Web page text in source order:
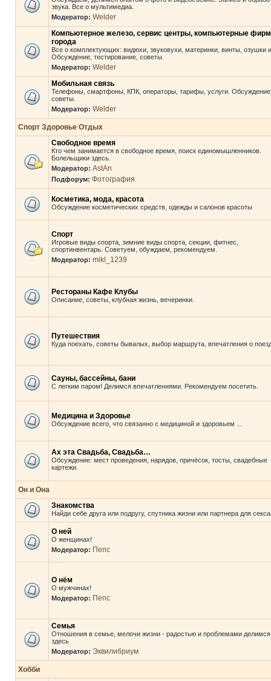
звука. Все о мультимедиа.
Модератор: Welder
Компьютерное железо, сервис центры, компьютерные
города
Все о комплектующих: видюхи, звуковухи, материнки, винты, озушки
Обсуждение, тестирование, советы.
Модератор: Welder
Мобильная связь
Телефоны, смартфоны, КПК, операторы, тарифы, услуги.
советы.
Модератор: Welder
Спорт Здоровье Отдых
Свободное время
Кто чем занимается в свободное время, поиск единомышленников.
Болельщики здесь.
Модератор: AstAn
Подфорум: Фотография
Косметика, мода, красота
Обсуждение косметических средств, одежды и салонов красоты
Спорт
Игровые виды спорта, зимние виды спорта, секции, фитнес,
спортинвентарь. Советуем, обуждаем, рекомендуем.
Модератор: mikl_1239
Рестораны Кафе Клубы
Описание, советы, клубная жизнь, вечеринки.
Путешествия
Куда поехать, советы бывалых, выбор маршрута, впечатления о
Сауны, бассейны, бани
С легким паром! Делимся впечатлениями. Рекомендуем посетить.
Медицина и Здоровье
Обсуждение всего, что связанно с медициной и здоровьем ...
Ах эта Свадьба, Свадьба…
Обсуждение: мест проведения, нарядов, причёсок, тосты, свадебные
картежи.
Он и Она
Знакомства
Найди себе друга или подругу, спутника жизни или партнера для
О ней
О женщинах!
Модератор: Пепс
О нём
О мужчинах!
Модератор: Пепс
Семья
Отношения в семье, мелочи жизни - радостью и проблемами делимся
здесь
Модератор: Эквилибриум
Хобби